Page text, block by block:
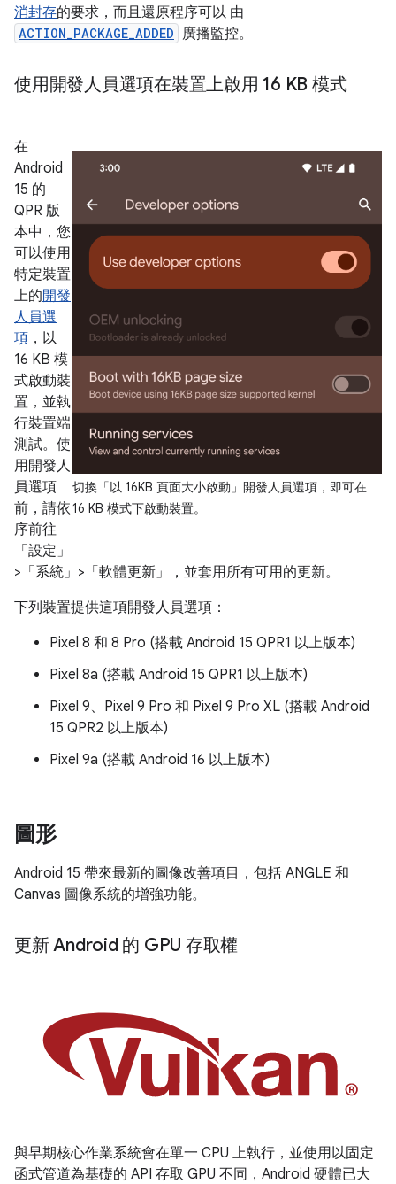
消封存的要求，而且還原程序可以 由
ACTION_PACKAGE_ADDED 廣播監控。
使用開發人員選項在裝置上啟用 16 KB 模式
切換「以 16KB 頁面大小啟動」 開發人員選項，即可在
16 KB 模式下啟動裝置。
在
Android
15 的
QPR 版
本中，您
可以使用
特定裝置
上的開發
人員選
項 ，以
16 KB 模
式啟動裝
置，並執
行裝置端
測試。使
用開發人
員選項
前，請依
序前往
「設定」
>「系統」>「軟體更新」
，並套用所有可用的更新。
下列裝置提供這項開發人員選項：
Pixel 8 和 8 Pro (搭載 Android 15 QPR1 以上版本)
Pixel 8a (搭載 Android 15 QPR1 以上版本)
Pixel 9、Pixel 9 Pro 和 Pixel 9 Pro XL (搭載 Android
15 QPR2 以上版本)
Pixel 9a (搭載 Android 16 以上版本)
圖形
Android 15 帶來最新的圖像改善項目，包括 ANGLE 和
Canvas 圖像系統的增強功能。
更新 Android 的 GPU 存取權
與早期核心作業系統會在單一 CPU 上執行，並使用以固定
函式管道為基礎的 API 存取 GPU 不同，Android 硬體已大